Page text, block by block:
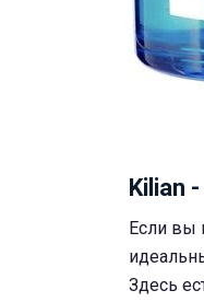
Kilian
Если вы
Здесь